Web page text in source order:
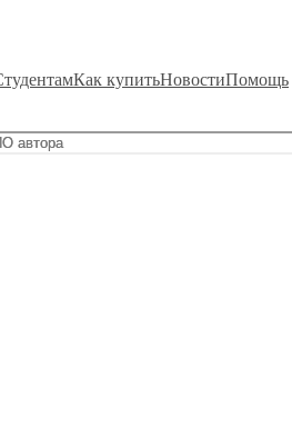
Как купитьНовостиПомощь